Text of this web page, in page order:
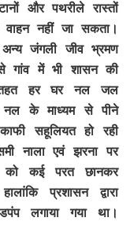
और पथरीले रास्तों
नहीं जा सकता।
जंगली जीव भ्रमण
गांव में भी शासन की
तहत हर घर नल जल
के माध्यम से पीने
सहूलियत हो रही
नाला एवं झरना पर
को कई परत छानकर
प्रशासन द्वारा
लगाया गया था।